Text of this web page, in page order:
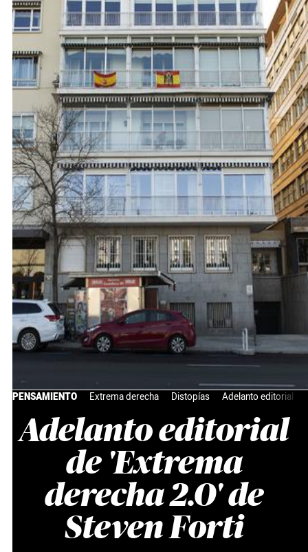
PENSAMIENTO Extrema derecha Distopías Adelanto editorial
Adelanto editorial
de 'Extrema
derecha 2.0' de
Steven Forti